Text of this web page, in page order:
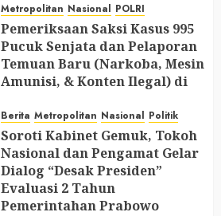
Metropolitan Nasional POLRI
Pemeriksaan Saksi Kasus 995
Pucuk Senjata dan Pelaporan
Temuan Baru (Narkoba, Mesin
Amunisi, & Konten Ilegal) di
AUGUST 6, 2026 0
Berita Metropolitan Nasional Politik
Soroti Kabinet Gemuk, Tokoh
Nasional dan Pengamat Gelar
Dialog “Desak Presiden”
Evaluasi 2 Tahun
Pemerintahan Prabowo